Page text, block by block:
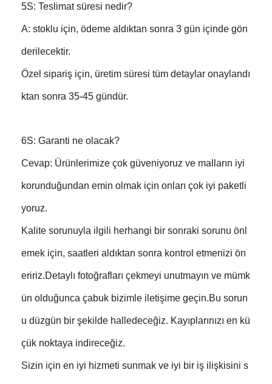
5S: Teslimat süresi nedir?
A: stoklu için, ödeme aldıktan sonra 3 gün içinde gön
derilecektir.
Özel sipariş için, üretim süresi tüm detaylar onaylandı
ktan sonra 35-45 gündür.
6S: Garanti ne olacak?
Cevap: Ürünlerimize çok güveniyoruz ve malların iyi
korunduğundan emin olmak için onları çok iyi paketli
yoruz.
Kalite sorunuyla ilgili herhangi bir sonraki sorunu önl
emek için, saatleri aldıktan sonra kontrol etmenizi ön
eririz.Detaylı fotoğrafları çekmeyi unutmayın ve mümk
ün olduğunca çabuk bizimle iletişime geçin.Bu sorun
u düzgün bir şekilde halledeceğiz. Kayıplarınızı en kü
çük noktaya indireceğiz.
Sizin için en iyi hizmeti sunmak ve iyi bir iş ilişkisini s